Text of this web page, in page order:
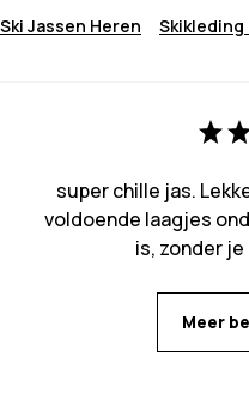
Ski Jassen Heren Skikleding
super chille jas.
voldoende laagjes
is, zonder
Meer